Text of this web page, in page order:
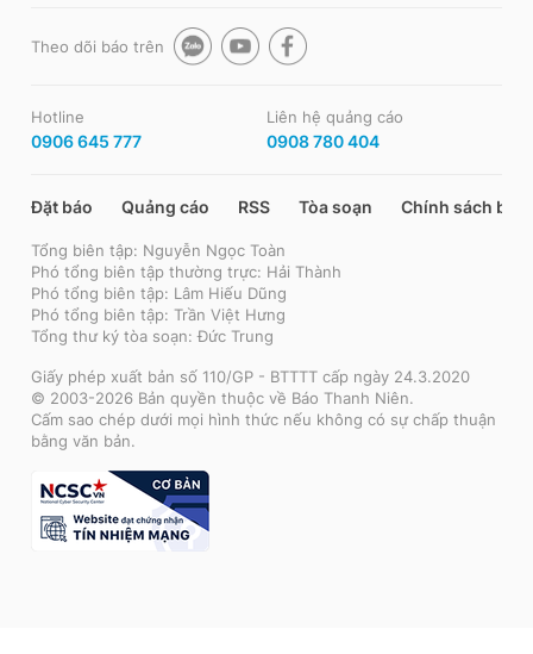
Theo dõi báo trên
Hotline
0906 645 777
Liên hệ quảng cáo
0908 780 404
Đặt báo Quảng cáo RSS Tòa soạn Chính sách bảo
Tổng biên tập: Nguyễn Ngọc Toàn
Phó tổng biên tập thường trực: Hải Thành
Phó tổng biên tập: Lâm Hiếu Dũng
Phó tổng biên tập: Trần Việt Hưng
Tổng thư ký tòa soạn: Đức Trung
Giấy phép xuất bản số 110/GP - BTTTT cấp ngày 24.3.2020
© 2003-2026 Bản quyền thuộc về Báo Thanh Niên.
Cấm sao chép dưới mọi hình thức nếu không có sự chấp thuận
bằng văn bản.